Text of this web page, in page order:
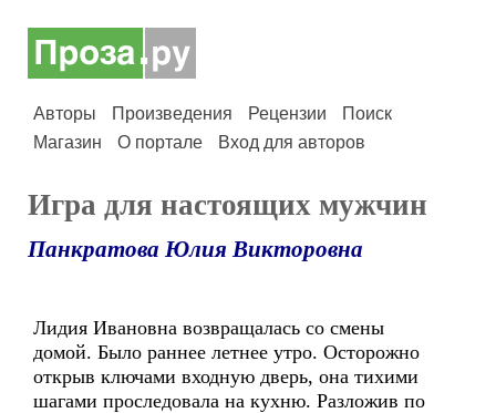
Авторы Произведения Рецензии
Поиск
Магазин
О портале Вход для авторов
Игра для настоящих мужчин
Панкратова Юлия Викторовна
Лидия Ивановна возвращалась со смены
домой. Было раннее летнее утро. Осторожно
открыв ключами входную дверь, она тихими
шагами проследовала на кухню. Разложив по